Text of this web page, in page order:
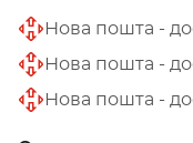
Нова пошта -
Нова пошта -
Нова пошта -